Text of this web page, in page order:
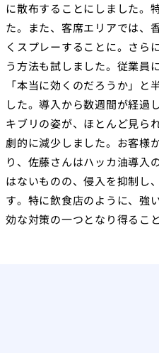
に散布することにしました。
た。また、客席エリアでは、
くスプレーすることに。さら
う方法も試しました。従業員
「本当に効くのだろうか」
した。導入から数週間が経過
キブリの姿が、ほとんど見ら
劇的に減少しました。お客様
り、佐藤さんはハッカ油導入
はないものの、侵入を抑制し
す。特に飲食店のように、強
効な対策の一つとなり得るこ